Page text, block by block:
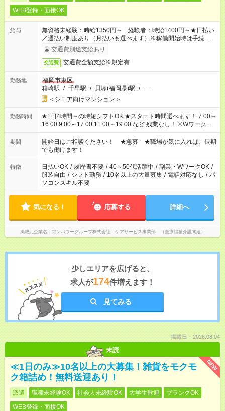
WEB登録・面接OK
給与
無資格未経験：時給1350円～ 経験者：時給1400円～★日払い
／週払い制度あり（月払いも選べます）※稼働開始時は手続き完
了次第のお支払いとなります。
交通費別途支給あり
交通費 交通費全額支給※規定有
勤務地
福岡市東区
箱崎駅 / 千早駅 / 貝塚(福岡県)駅 / …
＜シニア向けマンション＞
勤務時間
★1日4時間～の時短シフトOK ★スタート時間選べます！ 7:00～
16:00 9:00～17:00 11:00～19:00 など 残業なし！ ※Wワークの
場合、他のお仕事と合わせ週40時間超の就業はご案内できませ
ん ※法令に基づき、週20時間以上勤務は社会保険への加入対象
となります ※労働者派遣法（日雇い派遣の原則禁止）により、
短時間・短期間の就業はご案内が難しい場合があります
期間
開始日はご相談ください！ ★急募 ★職場が気に入れば、長期
でも働けます！
特徴 日払いOK / 履歴書不要 / 40～50代活躍中 / 副業・WワークOK /
服装自由 / シフト勤務 / 10名以上の大量募集 / 電話対応なし / パ
ソコンスキル不要
気になる！ 応募する 詳細へ
掲載元企業名 マンパワーグループ株式会社 ケアサービス事業部 （医療福祉介護関連）
少しエリアを広げると、
求人が174件増えます！
見てみる
掲載日：2026.08.04
未読
NEW
≪1日のみ≫10名以上の大募集！雑貨をモクモ
ク箱詰め！無料送迎あり！
派遣 職種未経験OK 社会人未経験OK 大学生歓迎
ブランクOK
WEB登録・面接OK